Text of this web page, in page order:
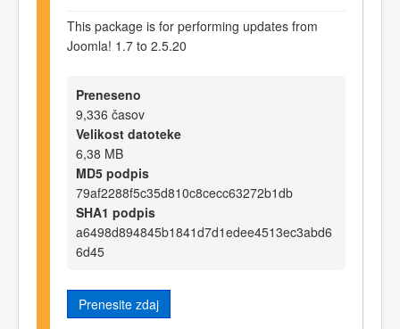
This package is for performing updates from
Joomla! 1.7 to 2.5.20
Preneseno
9,336 časov
Velikost datoteke
6,38 MB
MD5 podpis
79af2288f5c35d810c8cecc63272b1db
SHA1 podpis
a6498d894845b1841d7d1edee4513ec3abd6
6d45
Prenesite zdaj